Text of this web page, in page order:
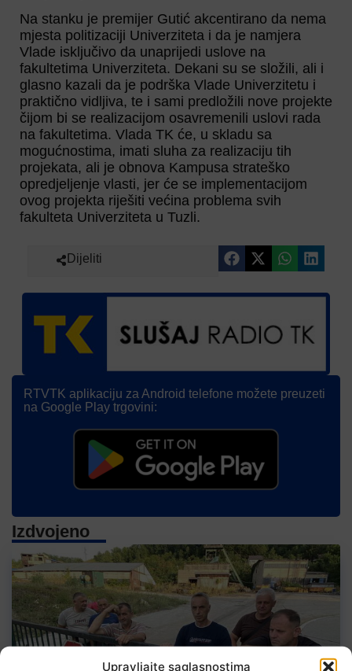
Upravljajte saglasnostima
Na stanku je premijer Gutić akcentirano da nema
mjesta politizaciji Univerziteta i da je namjera
Vlade isključivo da unaprijedi uslove na
fakultetima Univerziteta. Dekani su se složili, ali i
glasno kazali da je podrška Vlade Univerzitetu i
praktično vidljiva, te i sami predložili nove projekte
čijom bi se realizacijom osavremenili uslovi rada
na fakultetima. Vlada TK će, u skladu sa
mogućnostima, imati sluha za realizaciju tih
projekata, ali je obnova Kampusa strateško
opredjeljenje vlasti, jer će se implementacijom
ovog projekta riješiti većina problema svih
fakulteta Univerziteta u Tuzli.
Dijeliti
RTVTK aplikaciju za Android telefone možete preuzeti
na Google Play trgovini:
Izdvojeno